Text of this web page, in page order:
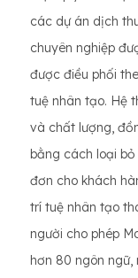
các dự án dịch
chuyên nghiệp
được điều phối
tuệ nhân tạo. Hệ
và chất lượng,
bằng cách loại
đơn cho khách
trí tuệ nhân tạo
người cho phép
hơn 80 ngôn ngữ,